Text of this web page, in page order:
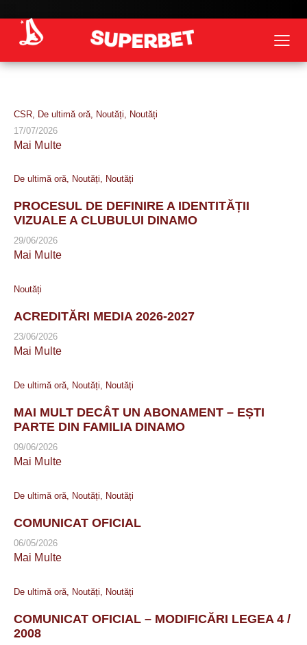
CSR, De ultimă oră, Noutăți, Noutăți
17/07/2026
Mai Multe
De ultimă oră, Noutăți, Noutăți
PROCESUL DE DEFINIRE A IDENTITĂȚII
VIZUALE A CLUBULUI DINAMO
29/06/2026
Mai Multe
Noutăți
ACREDITĂRI MEDIA 2026-2027
23/06/2026
Mai Multe
De ultimă oră, Noutăți, Noutăți
MAI MULT DECÂT UN ABONAMENT – EȘTI
PARTE DIN FAMILIA DINAMO
09/06/2026
Mai Multe
De ultimă oră Noutăți Noutăți
COMUNICAT OFICIAL
06/05/2026
Mai Multe
De ultimă oră Noutăți Noutăți
COMUNICAT OFICIAL – MODIFICĂRI LEGEA 4 /
2008